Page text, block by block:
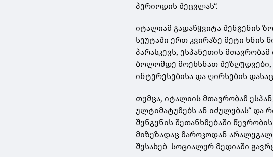
პერიოდის შეცვლას“.
იტალიამ გადაწყვიტა შენგენის
სეუტაში ერთ კვირაზე მეტი ხნის
პარასკევს, ესპანეთის
ბოლომდე მოეხსნათ შეზღუდვები,
ინტერესებისა და ღირსების
თუმცა, იტალიის მთავრობამ
ულტიმატუმებს ან იძულებას“ და
შენგენის შეთანხმებაში
მიზეზადაც მაროკოდან
შესახებ სოციალურ მედიაში